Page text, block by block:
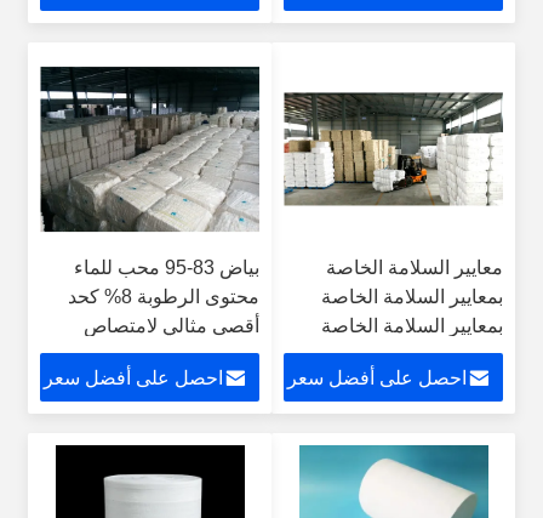
معايير السلامة الخاصة
بمعايير السلامة الخاصة
بمعايير السلامة الخاصة
بمعايير السلامة الخاصة
بمعايير السلامة الخاصة
بمعايير السلامة الخاصة
بمعايير السلامة الخاصة
بمعايير السلامة الخاصة
بمعايير السلامة الخاصة
احصل على أفضل سعر
بياض 83-95 محب للماء
محتوى الرطوبة 8% كحد
أقصى مثالي لامتصاص
الرطوبة والتحكم فيها
احصل على أفضل سعر